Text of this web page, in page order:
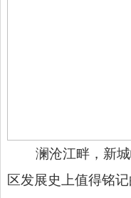
澜沧江畔，新城
区发展史上值得铭